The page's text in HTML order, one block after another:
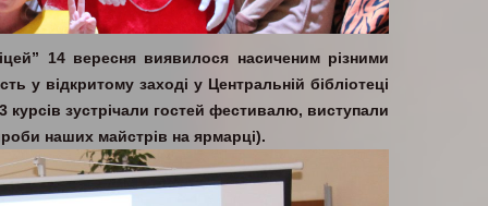
14 вересня виявилося насиченим різними
у відкритому заході у Центральній бібліотеці
зустрічали гостей фестивалю, виступали
наших майстрів на ярмарці).